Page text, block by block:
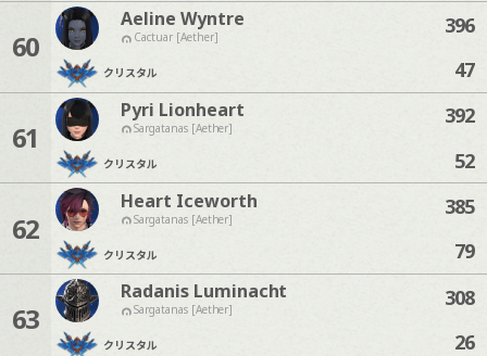
60
Aeline Wyntre
Cactuar [Aether]
クリスタル
396
47
61
Pyri Lionheart
Sargatanas [Aether]
クリスタル
392
52
62
Heart Iceworth
Sargatanas [Aether]
クリスタル
385
79
63
Radanis Luminacht
Sargatanas [Aether]
クリスタル
308
26